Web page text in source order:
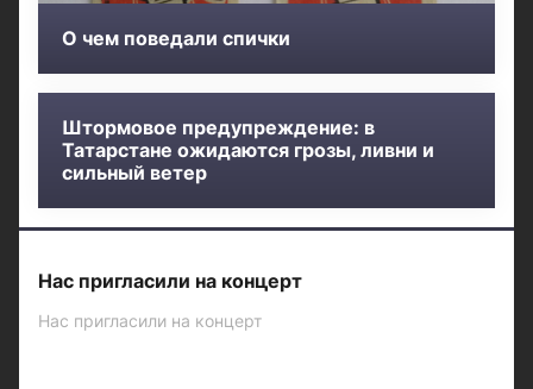
О чем поведали спички
Штормовое предупреждение: в
Татарстане ожидаются грозы, ливни и
сильный ветер
Нас пригласили на концерт
Нас пригласили на концерт